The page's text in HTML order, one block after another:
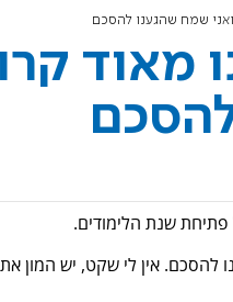
שמח שהגענו להסכם
מאוד
פתיחת שנת הלימודים.
להסכם. אין לי שקט, יש המון